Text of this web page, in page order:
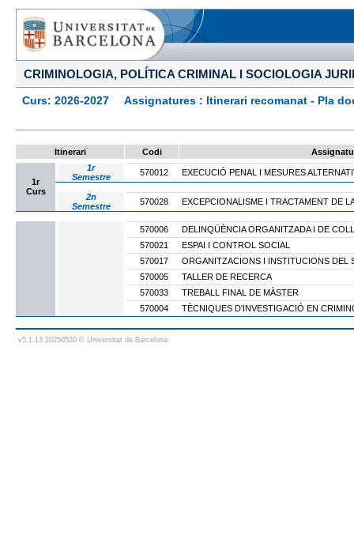
CRIMINOLOGIA, POLÍTICA CRIMINAL I SOCIOLOGIA
Curs: 2026-2027 Assignatures : Itinerari recomanat - Pla
Itinerari Codi
1r
Curs
1r
Semestre
570012 EXECUCIÓ PENAL I MESURES
2n
Semestre
570028 EXCEPCIONALISME I TRACTAMENT DE
570006
DELINQÜÈNCIA ORGANITZADA I DE
570021
ESPAI I CONTROL SOCIAL
570017
ORGANITZACIONS I INSTITUCIONS DEL
570005
TALLER DE RECERCA
570033
TREBALL FINAL DE MÀSTER
570004
TÈCNIQUES D'INVESTIGACIÓ EN
v5.1.13 20250520 © Universitat de Barcelona